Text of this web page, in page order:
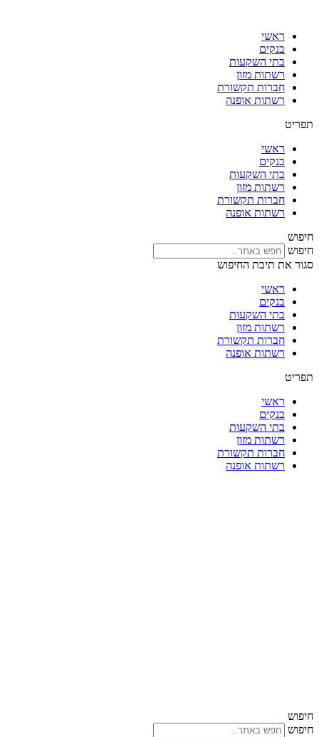
ראשי
בנקים
בתי השקעות
רשתות מזון
חברות תקשורת
רשתות אופנה
תפריט
ראשי
בנקים
בתי השקעות
רשתות מזון
חברות תקשורת
רשתות אופנה
חיפוש
חיפוש
סגור את תיבת החיפוש
ראשי
בנקים
בתי השקעות
רשתות מזון
חברות תקשורת
רשתות אופנה
תפריט
ראשי
בנקים
בתי השקעות
רשתות מזון
חברות תקשורת
רשתות אופנה
חיפוש
חיפוש